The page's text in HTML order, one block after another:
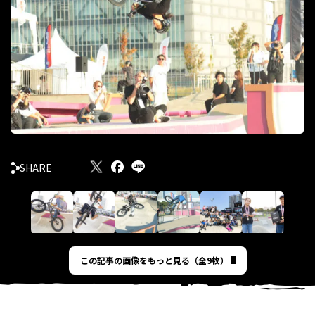
SHARE
この記事の画像をもっと見る（全9枚）